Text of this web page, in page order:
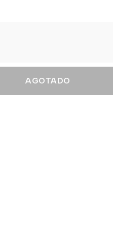
AGOTADO